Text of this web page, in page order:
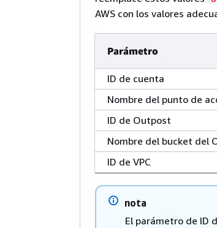
AWS con los valores
Parámetro
ID de cuenta
Nombre del punto de
ID de Outpost
Nombre del bucket del
ID de VPC
nota
El parámetro de ID